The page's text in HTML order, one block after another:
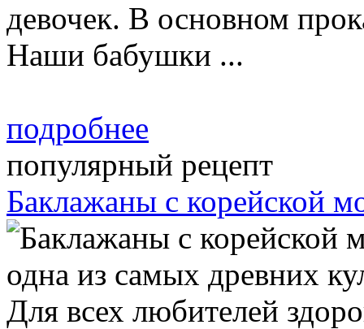
девочек. В основном
Наши бабушки ...
подробнее
популярный рецепт
Баклажаны с корейской
одна из самых древних
Для всех любителей